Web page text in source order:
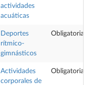
actividades
acuáticas
Deportes
rítmico-
gimnásticos
Obligatoria
Actividades
corporales de
Obligatoria